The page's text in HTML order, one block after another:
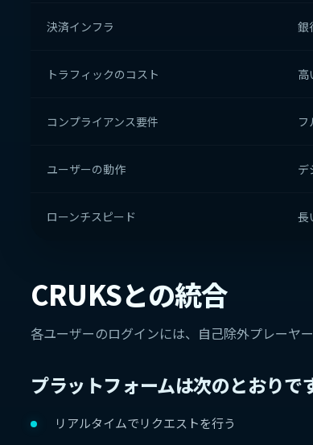
決済インフラ 銀
トラフィックのコスト 高
コンプライアンス要件 フ
ユーザーの動作 デ
ローンチスピード 長
CRUKSとの統合
各ユーザーのログインには、自己除外プレーヤ
プラットフォームは次のとおりで
リアルタイムでリクエストを行う